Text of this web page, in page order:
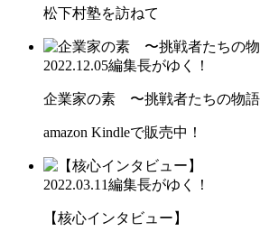
松下村塾を訪ねて
2022.12.05編集長がゆく！
企業家の素 〜挑戦者たちの物
amazon Kindleで販売中！
2022.03.11編集長がゆく！
【核心インタビュー】